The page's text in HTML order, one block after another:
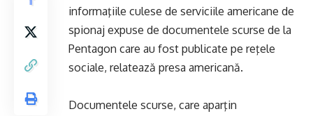
informaţiile culese de serviciile americane de
spionaj expuse de documentele scurse de la
Pentagon care au fost publicate pe reţele
sociale, relatează presa americană.
Documentele scurse, care aparţin